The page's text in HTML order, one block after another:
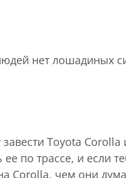
нет лошадиных
Toyota
по трассе, и
чем они